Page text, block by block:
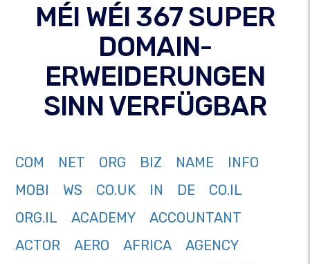
MÉI WÉI 367 SUPER
DOMAIN-
ERWEIDERUNGEN
SINN VERFÜGBAR
COM NET ORG BIZ NAME
INFO
MOBI
WS CO.UK IN DE
CO.IL
ORG.IL
ACADEMY
ACCOUNTANT
ACTOR
AERO AFRICA
AGENCY